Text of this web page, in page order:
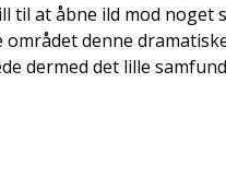
til at åbne ild mod noget
områ­det den­ne
der­med det lil­le